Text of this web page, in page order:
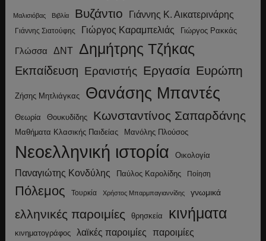
Μαλισιόβας Βιβλία Βυζάντιο Γιάννης Κ. Αικατερινάρης
Γιάννης Σιατούφης Γιώργος Καραμπελιάς Γιώργος Ρακκάς
Γλώσσα ΔΝΤ Δημήτρης Τζήκας
Εκπαίδευση Ερανιστής Εργασία Ευρώπη
Ζήσης Μητλιάγκας Θανάσης Μπαντές
Θεωρία Θουκυδίδης Κωνσταντίνος Σαπαρδάνης
Μαθήματα Κλασικής Παιδείας Μανόλης Πλούσος
Νεοελληνική ιστορία Οικολογία
Παναγιώτης Κονδύλης Παύλος Καρολίδης Ποίηση
Πόλεμος Τουρκία Χρήστος Μπαρμπαγιαννίδης γνωμικά
ελληνικές παροιμίες θρησκεία κινήματα
κινηματογράφος λαϊκές παροιμίες παροιμίες